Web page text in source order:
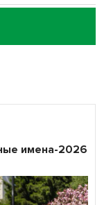
имена-2026